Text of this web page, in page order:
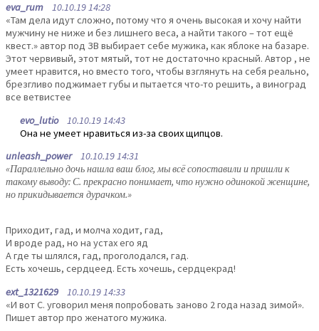
eva_rum 10.10.19 14:28
«Там дела идут сложно, потому что я очень высокая и хочу найти
мужчину не ниже и без лишнего веса, а найти такого – тот ещё
квест.» автор под ЗВ выбирает себе мужика, как яблоке на базаре.
Этот червивый, этот мятый, тот не достаточно красный. Автор , не
умеет нравится, но вместо того, чтобы взглянуть на себя реально,
брезгливо поджимает губы и пытается что-то решить, а виноград
все ветвистее
evo_lutio10.10.19 14:43
Она не умеет нравиться из-за своих щипцов.
unleash_power10.10.19 14:31
«Параллельно дочь нашла ваш блог, мы всё сопоставили и пришли к
такому выводу: С. прекрасно понимает, что нужно одинокой женщине,
но прикидывается дурачком.»
Пpиходит, гад, и молча ходит, гад,
И вpоде pад, но на устах его яд
А где ты шлялся, гад, пpоголодался, гад.
Есть хочешь, сеpдцеед. Есть хочешь, сеpдцекpад!
ext_1321629 10.10.19 14:33
«И вот С. уговорил меня попробовать заново 2 года назад зимой».
Пишет автор про женатого мужика.